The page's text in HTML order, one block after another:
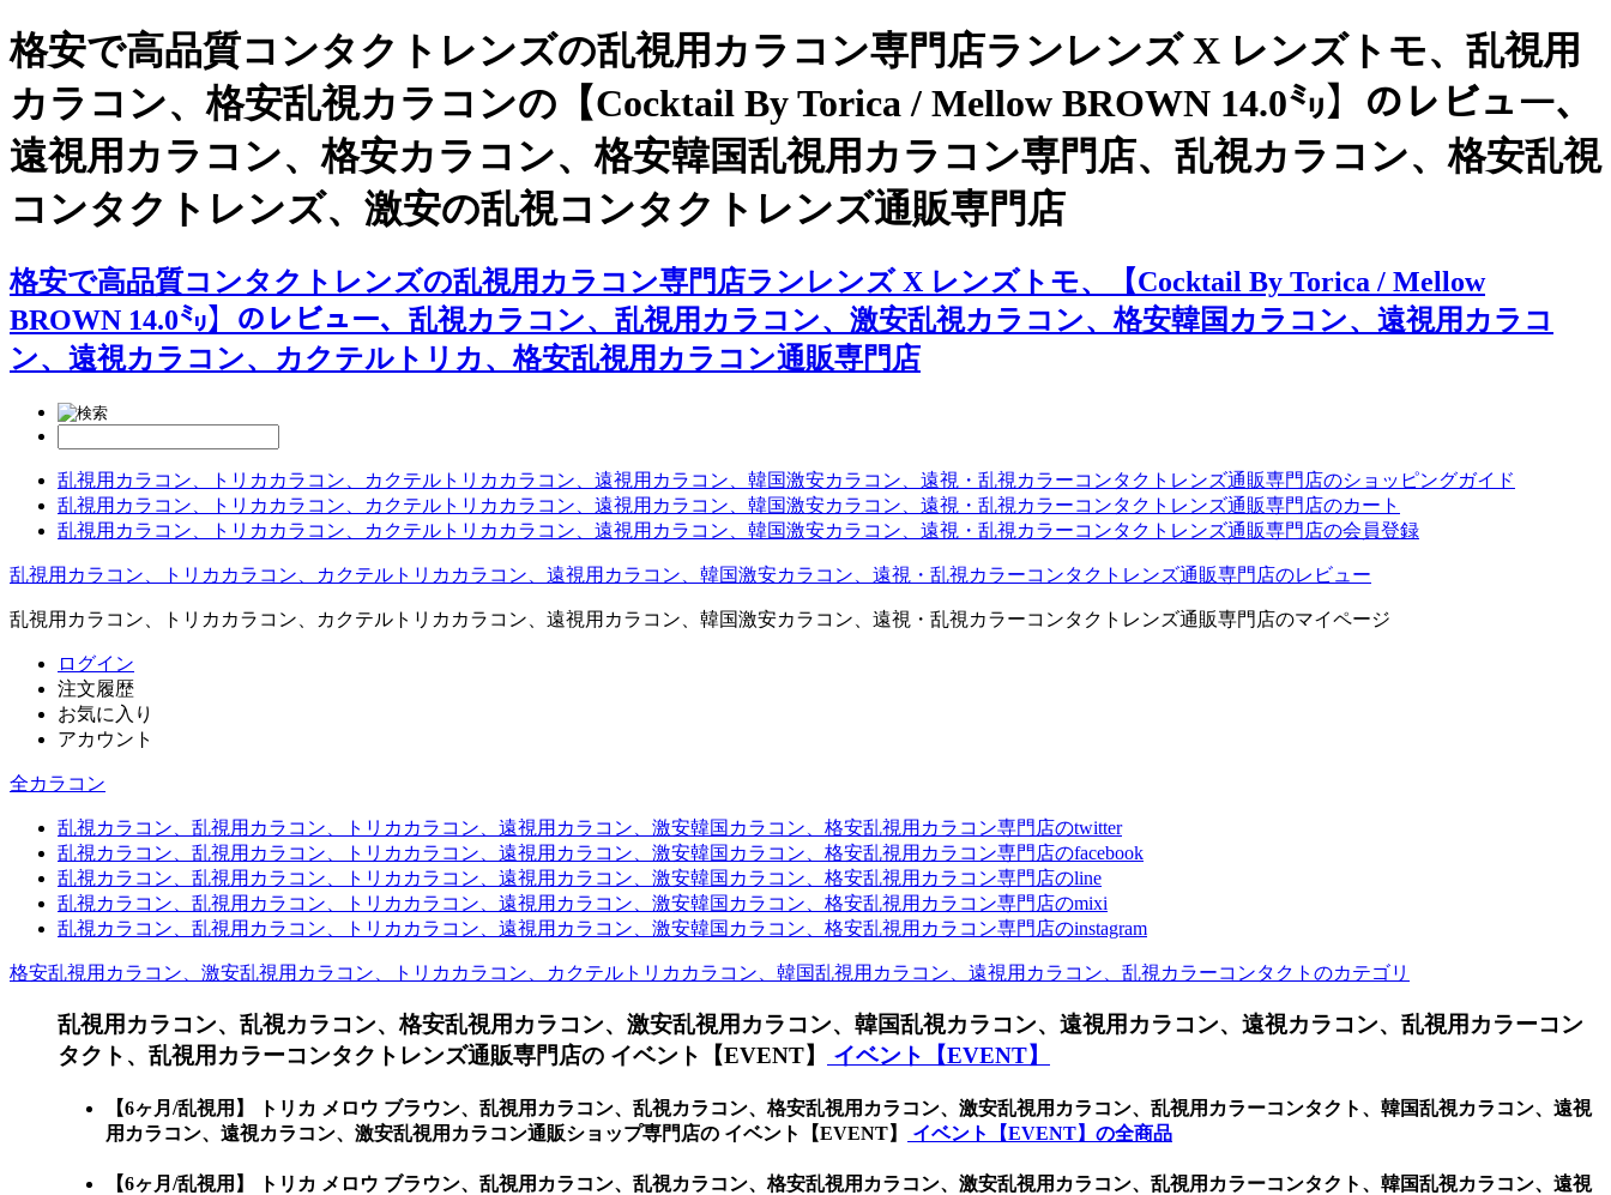
格安で高品質コンタクトレンズの乱視用カラコン専門店ランレンズ X レンズトモ、乱視用
カラコン、格安乱視カラコンの【Cocktail By Torica / Mellow BROWN 14.0㍉】のレビュー、
遠視用カラコン、格安カラコン、格安韓国乱視用カラコン専門店、乱視カラコン、格安乱視
コンタクトレンズ、激安の乱視コンタクトレンズ通販専門店
格安で高品質コンタクトレンズの乱視用カラコン専門店ランレンズ X レンズトモ、【Cocktail By Torica / Mellow
BROWN 14.0㍉】のレビュー、乱視カラコン、乱視用カラコン、激安乱視カラコン、格安韓国カラコン、遠視用カラコ
ン、遠視カラコン、カクテルトリカ、格安乱視用カラコン通販専門店
乱視用カラコン、トリカカラコン、カクテルトリカカラコン、遠視用カラコン、韓国激安カラコン、遠視・乱視カラーコンタクトレンズ通販専門店のショッピングガイド
乱視用カラコン、トリカカラコン、カクテルトリカカラコン、遠視用カラコン、韓国激安カラコン、遠視・乱視カラーコンタクトレンズ通販専門店のカート
乱視用カラコン、トリカカラコン、カクテルトリカカラコン、遠視用カラコン、韓国激安カラコン、遠視・乱視カラーコンタクトレンズ通販専門店の会員登録
乱視用カラコン、トリカカラコン、カクテルトリカカラコン、遠視用カラコン、韓国激安カラコン、遠視・乱視カラーコンタクトレンズ通販専門店のレビュー
乱視用カラコン、トリカカラコン、カクテルトリカカラコン、遠視用カラコン、韓国激安カラコン、遠視・乱視カラーコンタクトレンズ通販専門店のマイページ
ログイン
注文履歴
お気に入り
アカウント
全カラコン
乱視カラコン、乱視用カラコン、トリカカラコン、遠視用カラコン、激安韓国カラコン、格安乱視用カラコン専門店のtwitter
乱視カラコン、乱視用カラコン、トリカカラコン、遠視用カラコン、激安韓国カラコン、格安乱視用カラコン専門店のfacebook
乱視カラコン、乱視用カラコン、トリカカラコン、遠視用カラコン、激安韓国カラコン、格安乱視用カラコン専門店のline
乱視カラコン、乱視用カラコン、トリカカラコン、遠視用カラコン、激安韓国カラコン、格安乱視用カラコン専門店のmixi
乱視カラコン、乱視用カラコン、トリカカラコン、遠視用カラコン、激安韓国カラコン、格安乱視用カラコン専門店のinstagram
格安乱視用カラコン、激安乱視用カラコン、トリカカラコン、カクテルトリカカラコン、韓国乱視用カラコン、遠視用カラコン、乱視カラーコンタクトのカテゴリ
乱視用カラコン、乱視カラコン、格安乱視用カラコン、激安乱視用カラコン、韓国乱視カラコン、遠視用カラコン、遠視カラコン、乱視用カラーコン
タクト、乱視用カラーコンタクトレンズ通販専門店の イベント【EVENT】
イベント【EVENT】
【6ヶ月/乱視用】 トリカ メロウ ブラウン、乱視用カラコン、乱視カラコン、格安乱視用カラコン、激安乱視用カラコン、乱視用カラーコンタクト、韓国乱視カラコン、遠視
用カラコン、遠視カラコン、激安乱視用カラコン通販ショップ専門店の イベント【EVENT】
イベント【EVENT】の全商品
【6ヶ月/乱視用】 トリカ メロウ ブラウン、乱視用カラコン、乱視カラコン、格安乱視用カラコン、激安乱視用カラコン、乱視用カラーコンタクト、韓国乱視カラコン、遠視